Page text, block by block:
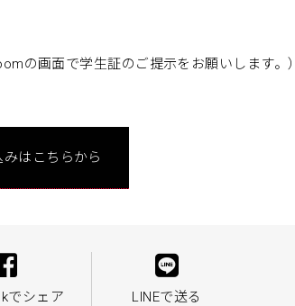
の画面で学生証のご提示をお願いします。）
はこちらから
でシェア LINEで送る